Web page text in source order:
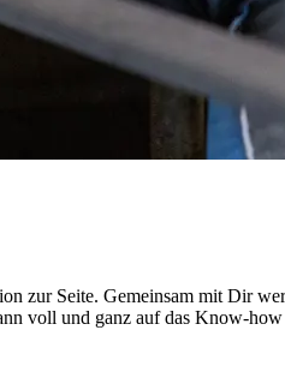
zur Seite. Gemeinsam mit Dir
voll und ganz auf das Know-